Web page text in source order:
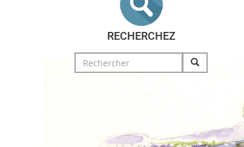
RECHERCHEZ
Search
for: